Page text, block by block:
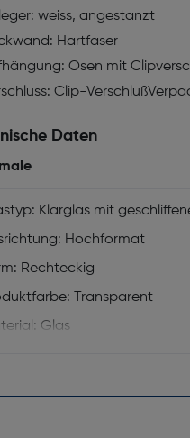
weiss, angestanzt
Hartfaser
Ösen mit
Clip-
Daten
Klarglas mit
Hochformat
Rechteckig
Transparent
Glas